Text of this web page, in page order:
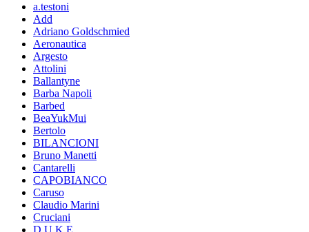
a.testoni
Add
Adriano Goldschmied
Aeronautica
Argesto
Attolini
Ballantyne
Barba Napoli
Barbed
BeaYukMui
Bertolo
BILANCIONI
Bruno Manetti
Cantarelli
CAPOBIANCO
Caruso
Claudio Marini
Cruciani
D.U.K.E.